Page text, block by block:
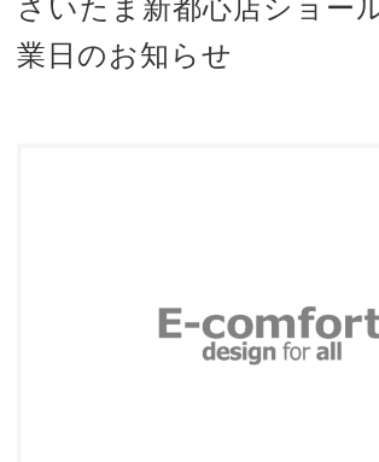
さいたま新都心店ショー
業日のお知らせ